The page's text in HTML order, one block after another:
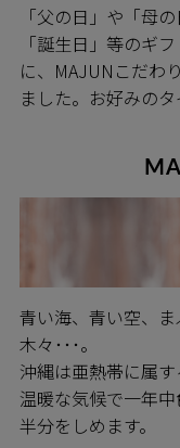
「父の日」や「母
「誕生日」等のギ
に、MAJUNこだわ
ました。お好みの
青い海、青い空、
木々･･･。
沖縄は亜熱帯に属す
温暖な気候で一年
半分をしめます。